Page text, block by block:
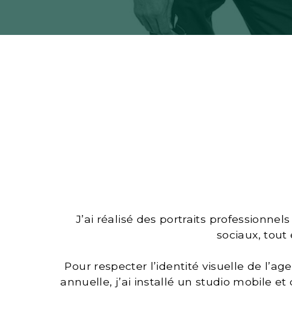
J’ai réalisé des portraits
sociaux, tout
Pour respecter l’identité visuelle de
annuelle, j’ai installé un studio mobile